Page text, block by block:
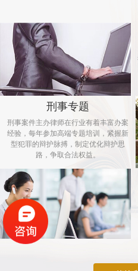
刑事专题
刑事案件主办律师在行业有着丰富办案
经验，每年参加高端专题培训，紧握新
型犯罪的辩护脉搏，制定优化辩护思
路，争取合法权益。